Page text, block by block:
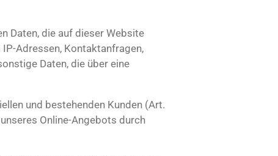
Daten, die auf dieser Website
Adressen, Kontaktanfragen,
Daten, die über eine
und bestehenden Kunden (Art.
Online-Angebots durch